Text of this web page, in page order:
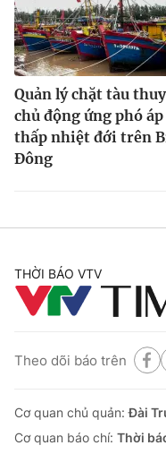
Quản lý chặt tàu
chủ động ứng phó áp
thấp nhiệt đới trên
Đông
THỜI BÁO VTV
Theo dõi báo trên
Cơ quan chủ quản:Đài
Cơ quan báo chí: Thời